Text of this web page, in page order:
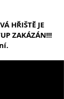
HŘIŠTĚ JE
ZAKÁZÁN!!!